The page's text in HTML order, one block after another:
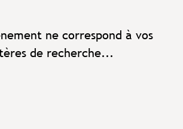
ne correspond à vos
de recherche...